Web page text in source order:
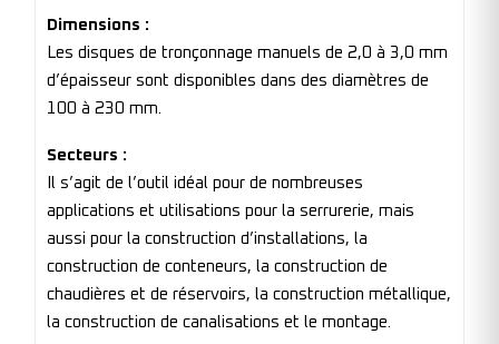
Dimensions :
Les disques de tronçonnage manuels de 2,0 à 3,0 mm
d’épaisseur sont disponibles dans des diamètres de
100 à 230 mm.
Secteurs :
Il s’agit de l’outil idéal pour de nombreuses
applications et utilisations pour la serrurerie, mais
aussi pour la construction d’installations, la
construction de conteneurs, la construction de
chaudières et de réservoirs, la construction métallique,
la construction de canalisations et le montage.